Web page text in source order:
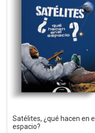
Satélites, ¿qué hacen en el
espacio?